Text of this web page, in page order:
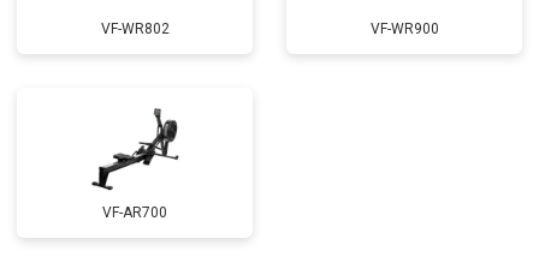
VF-WR802 VF-WR900
VF-AR700